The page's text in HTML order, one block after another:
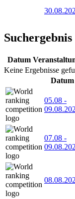
Suchergebnis
Datum
Keine Ergebnisse
Datum
05.08 -
07.08 -